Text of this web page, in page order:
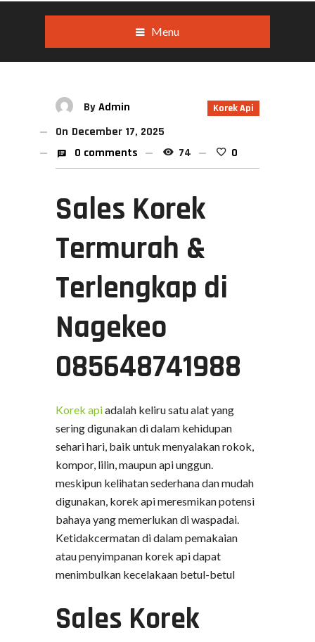
Menu
Korek Api
ByAdmin
On December 17, 2025
0 comments
74 0
Sales Korek
Termurah &
Terlengkap di
Nagekeo
085648741988
Korek apiadalah keliru satu alat yang
sering digunakan di dalam kehidupan
sehari hari, baik untuk menyalakan rokok,
kompor, lilin, maupun api unggun.
meskipun kelihatan sederhana dan mudah
digunakan, korek api meresmikan potensi
bahaya yang memerlukan di waspadai.
Ketidakcermatan di dalam pemakaian
atau penyimpanan korek api dapat
menimbulkan kecelakaan betul-betul
Sales Korek